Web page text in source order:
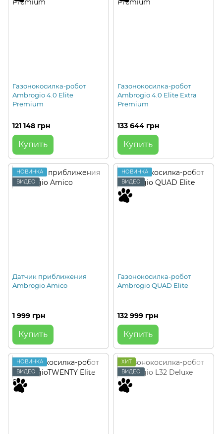
Газонокосилка-робот
Ambrogio 4.0 Elite
Premium
121 148 грн
Купить
Газонокосилка-робот
Ambrogio 4.0 Elite Extra
Premium
133 644 грн
Купить
НОВИНКА
ВИДЕО
Датчик приближения
Ambrogio Amico
1 999 грн
Купить
НОВИНКА
ВИДЕО
Газонокосилка-робот
Ambrogio QUAD Elite
132 999 грн
Купить
НОВИНКА
ВИДЕО
ХИТ
ВИДЕО